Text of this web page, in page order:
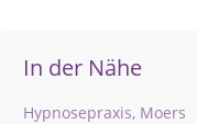
In der Nähe
Hypnosepraxis, Moers